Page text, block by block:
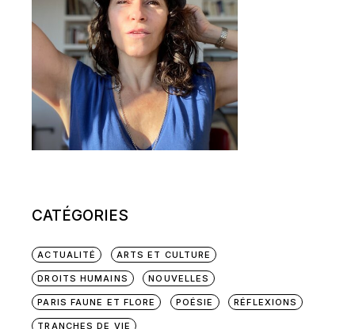
CATÉGORIES
ACTUALITÉ ARTS ET CULTURE
DROITS HUMAINS NOUVELLES
PARIS FAUNE ET FLORE POÉSIE RÉFLEXIONS
TRANCHES DE VIE